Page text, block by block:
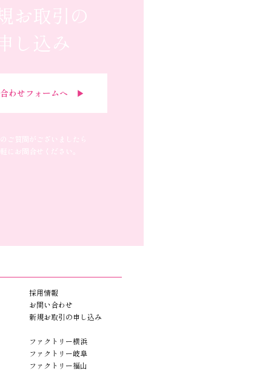
お取引の
し込み
わせフォームへ ▶︎
ご質問がございましたら
にお問合せください。
採用情報
お問い合わせ
新規お取引の申し込み
ファクトリー横浜
ファクトリー岐阜
ファクトリー福山